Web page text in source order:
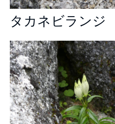
タカネビランジ